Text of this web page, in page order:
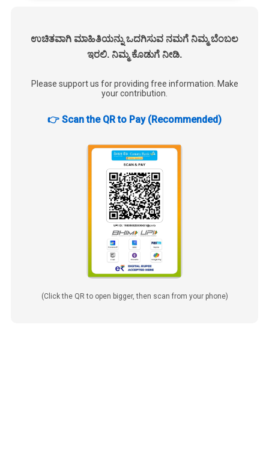
ಉಚಿತವಾಗಿ ಮಾಹಿತಿಯನ್ನು ಒದಗಿಸುವ ನಮಗೆ ನಿಮ್ಮ ಬೆಂಬಲ
ಇರಲಿ. ನಿಮ್ಮ ಕೊಡುಗೆ ನೀಡಿ.
Please support us for providing free information. Make
your contribution.
👉 Scan the QR to Pay (Recommended)
(Click the QR to open bigger, then scan from your phone)